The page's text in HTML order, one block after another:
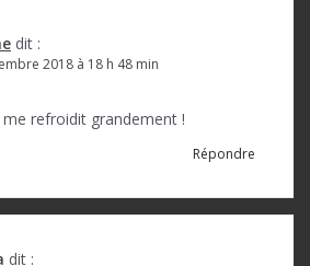
dit :
2018 à 18 h 48 min
refroidit grandement !
Répondre
dit :